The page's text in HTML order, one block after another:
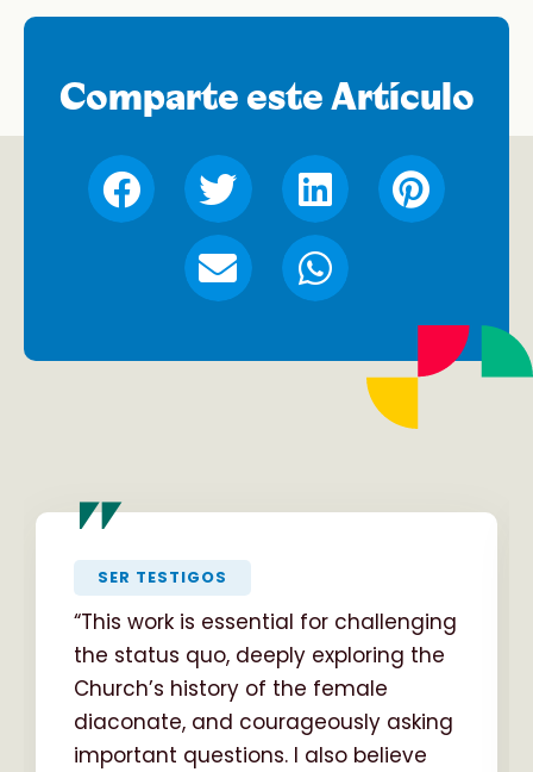
Comparte este Artículo
"SER TESTIGOS
“This work is essential for challenging
the status quo, deeply exploring the
Church’s history of the female
diaconate, and courageously asking
important questions. I also believe